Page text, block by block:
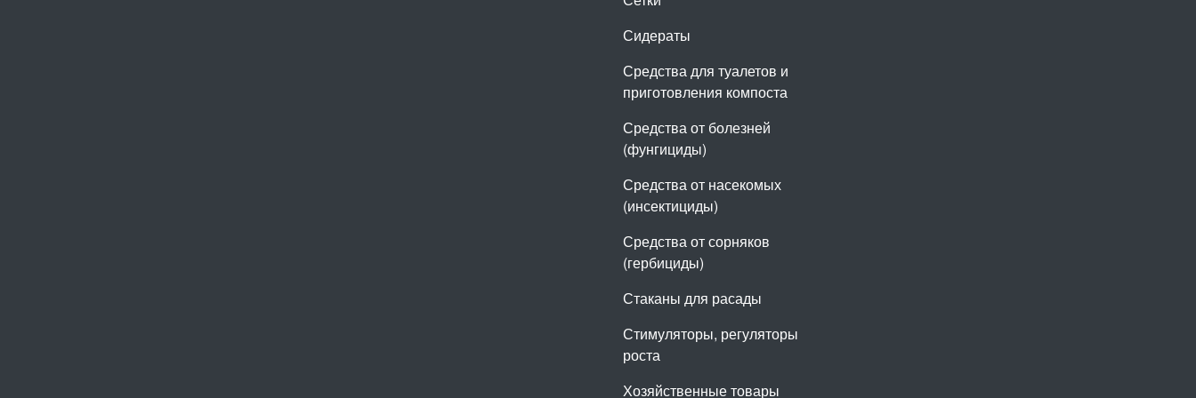
Сидераты
Средства для туалетов и
приготовления компоста
Средства от болезней
(фунгициды)
Средства от насекомых
(инсектициды)
Средства от сорняков
(гербициды)
Стаканы для расады
Стимуляторы, регуляторы
роста
Хозяйственные товары